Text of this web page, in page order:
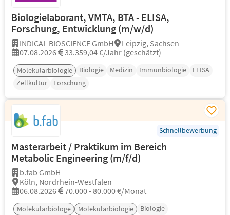
Biologielaborant, VMTA, BTA - ELISA,
Forschung, Entwicklung (m/w/d)
INDICAL BIOSCIENCE GmbH
Leipzig, Sachsen
07.08.2026
33.359,04 €/Jahr (geschätzt)
Molekularbiologie Biologie Medizin Immunbiologie
ELISA
Zellkultur
Forschung
Schnellbewerbung
Masterarbeit / Praktikum im Bereich
Metabolic Engineering (m/f/d)
b.fab GmbH
Köln, Nordrhein-Westfalen
06.08.2026
70.000 - 80.000 €/Monat
Molekularbiologe Molekularbiologie
Biologie